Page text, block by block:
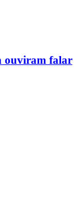
ouviram falar